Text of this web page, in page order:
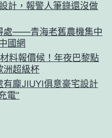
計，報警人筆錄還沒做
處——青海老舊農機集中
國網
料報價候！年夜巴黎點
洲超級杯
龐JIUYI俱意豪宅設計
電”